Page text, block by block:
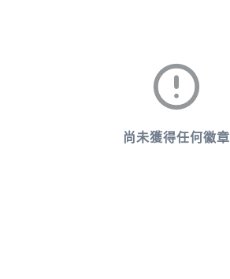
尚未獲得任何徽章